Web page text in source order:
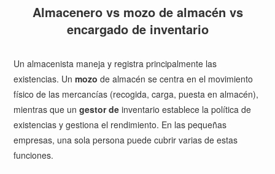
Almacenero vs mozo de almacén vs
encargado de inventario
Un almacenista maneja y registra principalmente las
existencias. Unmozo de almacén se centra en el movimiento
físico de las mercancías (recogida, carga, puesta en almacén),
mientras que ungestor de inventario establece la política de
existencias y gestiona el rendimiento. En las pequeñas
empresas, una sola persona puede cubrir varias de estas
funciones.